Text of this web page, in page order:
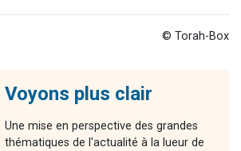
© Torah-Box
Voyons plus clair
Une mise en perspective des grandes
thématiques de l'actualité à la lueur de